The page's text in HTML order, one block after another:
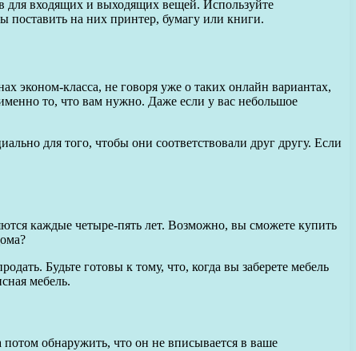
для входящих и выходящих вещей. Используйте
поставить на них принтер, бумагу или книги.
класса, не говоря уже о таких онлайн вариантах,
то, что вам нужно. Даже если у вас небольшое
для того, чтобы они соответствовали друг другу. Если
каждые четыре-пять лет. Возможно, вы сможете купить
Будьте готовы к тому, что, когда вы заберете мебель
мебель.
потом обнаружить, что он не вписывается в ваше